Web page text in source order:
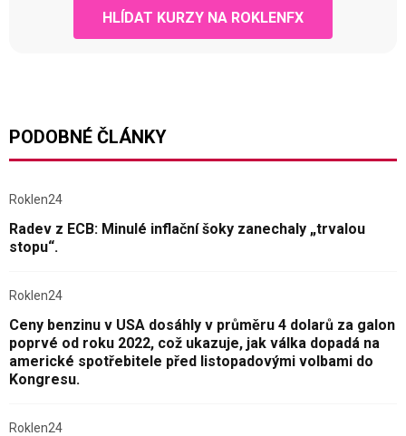
HLÍDAT KURZY NA ROKLENFX
PODOBNÉ ČLÁNKY
Roklen24
Radev z ECB: Minulé inflační šoky zanechaly „trvalou
stopu“.
Roklen24
Ceny benzinu v USA dosáhly v průměru 4 dolarů za galon
poprvé od roku 2022, což ukazuje, jak válka dopadá na
americké spotřebitele před listopadovými volbami do
Kongresu.
Roklen24